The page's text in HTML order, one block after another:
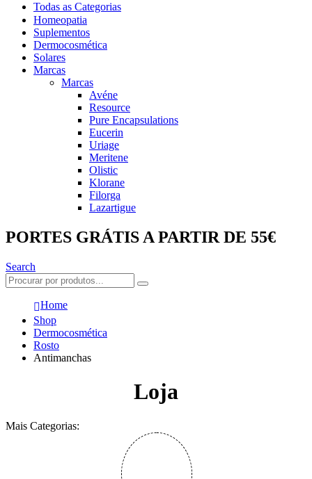
Todas as Categorias
Homeopatia
Suplementos
Dermocosmética
Solares
Marcas
Marcas
Avéne
Resource
Pure Encapsulations
Eucerin
Uriage
Meritene
Olistic
Klorane
Filorga
Lazartigue
PORTES GRÁTIS A PARTIR DE 55€
Search
Home
Shop
Dermocosmética
Rosto
Antimanchas
Loja
Mais Categorias: